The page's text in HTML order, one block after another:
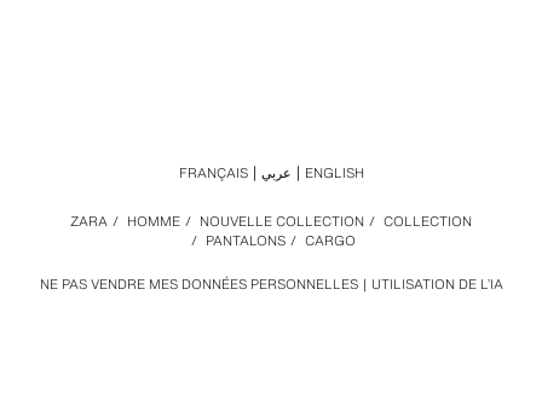
NE PAS VENDRE MES DONNÉES PERSONNELLES UTILISATION DE L’IA
ZARA / HOMME / NOUVELLE COLLECTION / COLLECTION
/ PANTALONS / CARGO
FRANÇAIS عربي ENGLISH